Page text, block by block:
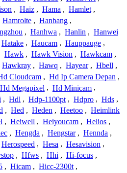
, Haiz , Hama , Hamlet ,
Hamrolte , Hanbang ,
, Hanhwa , Hanlin , Hanwei
Hatake , Haucam , Hauppauge ,
Hawk , Hawk Vision , Hawkcam ,
Hawkray , Hawq , Hayear , Hbell ,
Cloudcam , Hd Ip Camera Depan ,
Hd Megapixel , Hd Minicam ,
, Hdl , Hdp-1100pt , Hdpro , Hds ,
, Hed , Heden , Heetoo , Heimlink
, Heiwell , Heiyoucam , Helios ,
, Hengda , Hengstar , Hennda ,
Herospeed , Hesa , Hesavision ,
, Hfws , Hhi , Hi-focus ,
, Hicam , Hicc-2300t ,